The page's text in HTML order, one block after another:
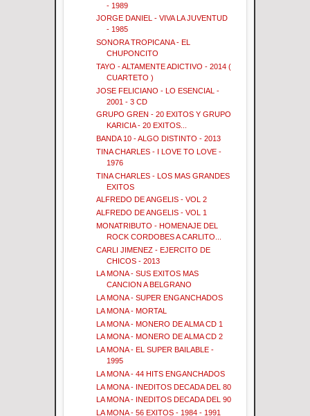
- 1989
JORGE DANIEL - VIVA LA JUVENTUD
- 1985
SONORA TROPICANA - EL
CHUPONCITO
TAYO - ALTAMENTE ADICTIVO - 2014 (
CUARTETO )
JOSE FELICIANO - LO ESENCIAL -
2001 - 3 CD
GRUPO GREN - 20 EXITOS Y GRUPO
KARICIA - 20 EXITOS...
BANDA 10 - ALGO DISTINTO - 2013
TINA CHARLES - I LOVE TO LOVE -
1976
TINA CHARLES - LOS MAS GRANDES
EXITOS
ALFREDO DE ANGELIS - VOL 2
ALFREDO DE ANGELIS - VOL 1
MONATRIBUTO - HOMENAJE DEL
ROCK CORDOBES A CARLITO...
CARLI JIMENEZ - EJERCITO DE
CHICOS - 2013
LA MONA - SUS EXITOS MAS
CANCION A BELGRANO
LA MONA - SUPER ENGANCHADOS
LA MONA - MORTAL
LA MONA - MONERO DE ALMA CD 1
LA MONA - MONERO DE ALMA CD 2
LA MONA - EL SUPER BAILABLE -
1995
LA MONA - 44 HITS ENGANCHADOS
LA MONA - INEDITOS DECADA DEL 80
LA MONA - INEDITOS DECADA DEL 90
LA MONA - 56 EXITOS - 1984 - 1991